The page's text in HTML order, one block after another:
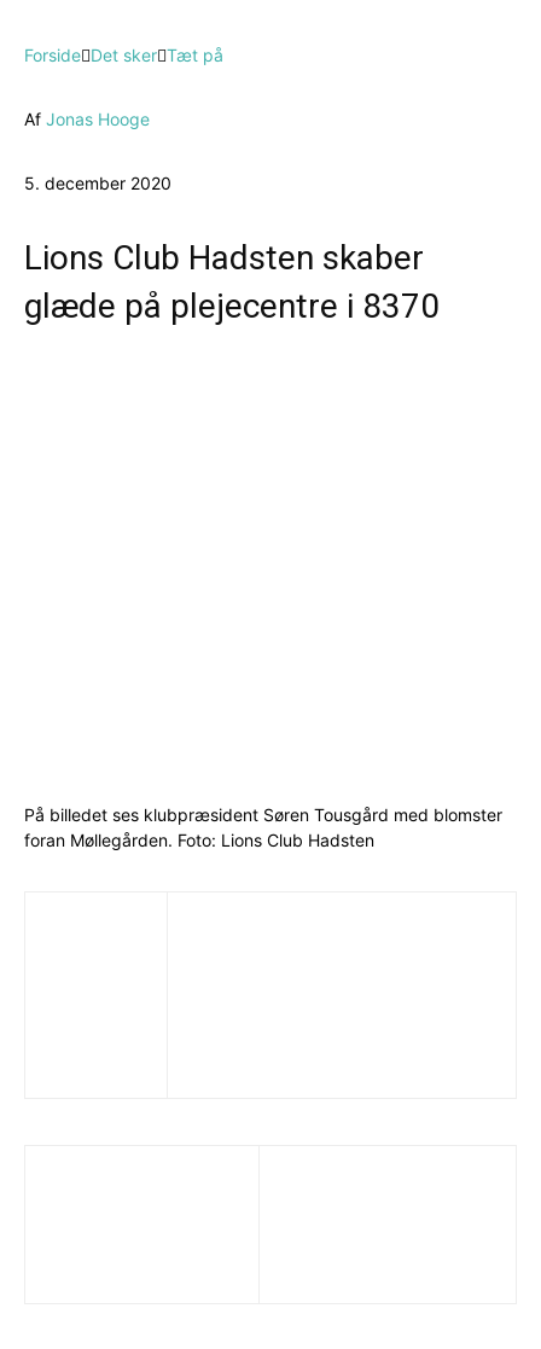
Forside Det sker Tæt på
Af Jonas Hooge
5. december 2020
Lions Club Hadsten skaber
glæde på plejecentre i 8370
På billedet ses klubpræsident Søren Tousgård med blomster
foran Møllegården. Foto: Lions Club Hadsten